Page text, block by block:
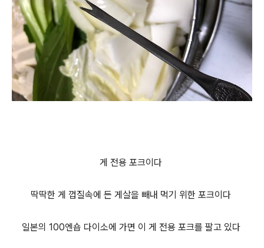
게 전용 포크이다
딱딱한 게 껍질속에 든 게살을 빼내 먹기 위한 포크이다
일본의 100엔숍 다이소에 가면 이 게 전용 포크를 팔고 있다